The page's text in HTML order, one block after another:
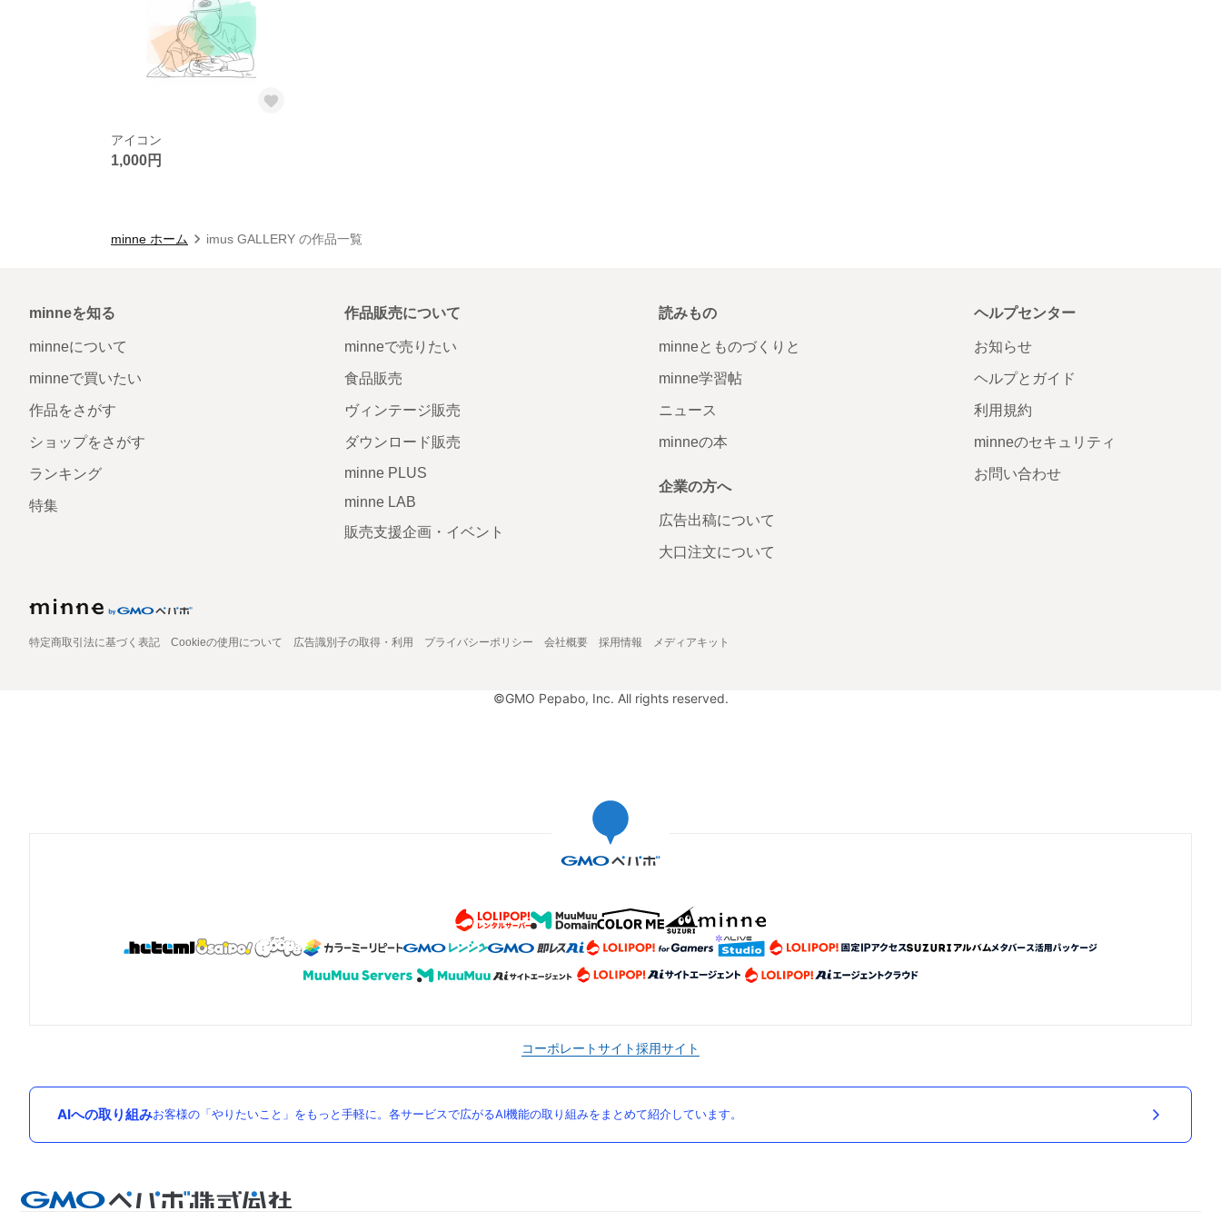
アイコン
1,000円
minne ホーム imus GALLERY の作品一覧
minneを知る
minneについて
minneで買いたい
作品をさがす
ショップをさがす
ランキング
特集
作品販売について
minneで売りたい
食品販売
ヴィンテージ販売
ダウンロード販売
minne PLUS
minne LAB
販売支援企画・イベント
読みもの
minneとものづくりと
minne学習帖
ニュース
minneの本
企業の方へ
広告出稿について
大口注文について
ヘルプセンター
お知らせ
ヘルプとガイド
利用規約
minneのセキュリティ
お問い合わせ
特定商取引法に基づく表記 Cookieの使用について 広告識別子の取得・利用 プライバシーポリシー 会社概要 採用情報 メディアキット
©GMO Pepabo, Inc. All rights reserved.
コーポレートサイト採用サイト
AIへの取り組みお客様の「やりたいこと」をもっと手軽に。各サービスで広がるAI機能の取り組みをまとめて紹介しています。